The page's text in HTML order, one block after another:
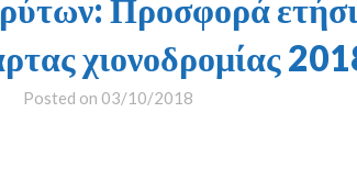
Προσφορά
χιονοδρομίας
Posted on 03/10/2018